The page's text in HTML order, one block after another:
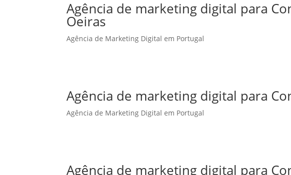
Agência de marketing digital para
Oeiras
Agência de Marketing Digital em Portugal
Agência de marketing digital para
Agência de Marketing Digital em Portugal
Agência de marketing digital para